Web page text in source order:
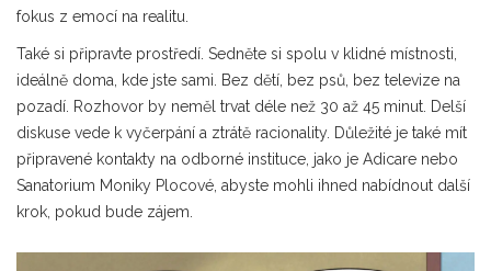
fokus z emocí na realitu.
Také si připravte prostředí. Sedněte si spolu v klidné místnosti,
ideálně doma, kde jste sami. Bez dětí, bez psů, bez televize na
pozadí. Rozhovor by neměl trvat déle než 30 až 45 minut. Delší
diskuse vede k vyčerpání a ztrátě racionality. Důležité je také mít
připravené kontakty na odborné instituce, jako je Adicare nebo
Sanatorium Moniky Plocové , abyste mohli ihned nabídnout další
krok, pokud bude zájem.